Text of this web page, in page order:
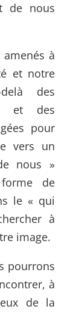
de nous
à
et notre
des
et des
pour
vers un
nous »
de
le « qui
à
image.
pourrons
à
de la